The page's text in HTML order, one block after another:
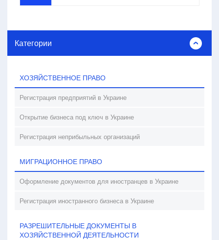
Категории
ХОЗЯЙСТВЕННОЕ ПРАВО
Регистрация предприятий в Украине
Открытие бизнеса под ключ в Украине
Регистрация неприбыльных организаций
МИГРАЦИОННОЕ ПРАВО
Оформление документов для иностранцев в Украине
Регистрация иностранного бизнеса в Украине
РАЗРЕШИТЕЛЬНЫЕ ДОКУМЕНТЫ В
ХОЗЯЙСТВЕННОЙ ДЕЯТЕЛЬНОСТИ